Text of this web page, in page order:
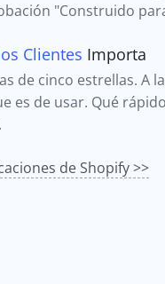
"Construido
Clientes Importa
de cinco estrellas. A
es de usar. Qué
de Shopify >>